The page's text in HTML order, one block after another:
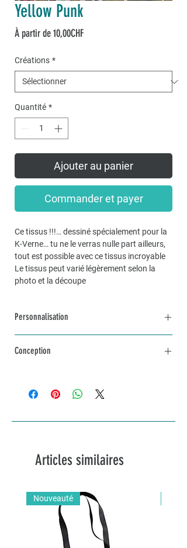
Yellow Punk
À partir de10,00CHFPrix
Créations *
Quantité *
Ajouter au panier
Commander et payer
Ce tissus !!!… dessiné spécialement pour la
K-Verne… tu ne le verras nulle part ailleurs,
tout est possible avec ce tissus incroyable
Le tissus peut varié légèrement selon la
photo et la découpe
Personnalisation
et sur mesure, n’hésitez pas à me contacter
Conception
envies dans un délai d'une à deux semaines
selon stock disponible de tissus... plus si je
courant dans ce cas
Articles similaires
Nouveauté